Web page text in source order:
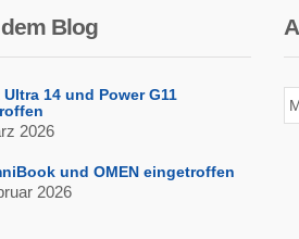
Blog
14 und Power G11
2026
und OMEN eingetroffen
2026